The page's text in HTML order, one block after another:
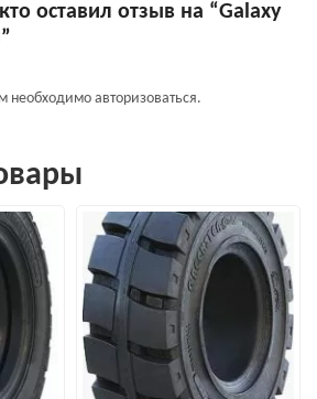
оставил отзыв на “Galaxy
необходимо авторизоваться.